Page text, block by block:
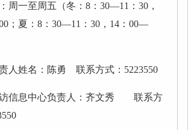
一至周五（冬：8：30—11：30，
；夏：8：30—11：30，14：00—
姓名：陈勇 联系方式：5223550
息中心负责人：齐文秀 联系方